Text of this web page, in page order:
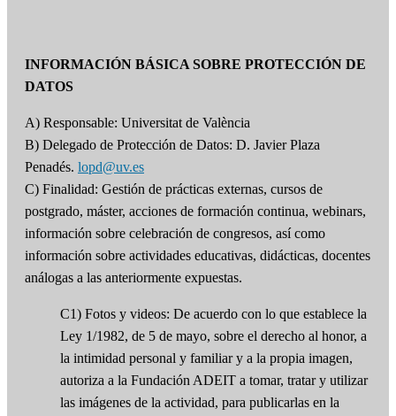
INFORMACIÓN BÁSICA SOBRE PROTECCIÓN DE
DATOS
A) Responsable: Universitat de València
B) Delegado de Protección de Datos: D. Javier Plaza
Penadés. lopd@uv.es
C) Finalidad: Gestión de prácticas externas, cursos de
postgrado, máster, acciones de formación continua, webinars,
información sobre celebración de congresos, así como
información sobre actividades educativas, didácticas, docentes
análogas a las anteriormente expuestas.
C1) Fotos y videos: De acuerdo con lo que establece la
Ley 1/1982, de 5 de mayo, sobre el derecho al honor, a
la intimidad personal y familiar y a la propia imagen,
autoriza a la Fundación ADEIT a tomar, tratar y utilizar
las imágenes de la actividad, para publicarlas en la